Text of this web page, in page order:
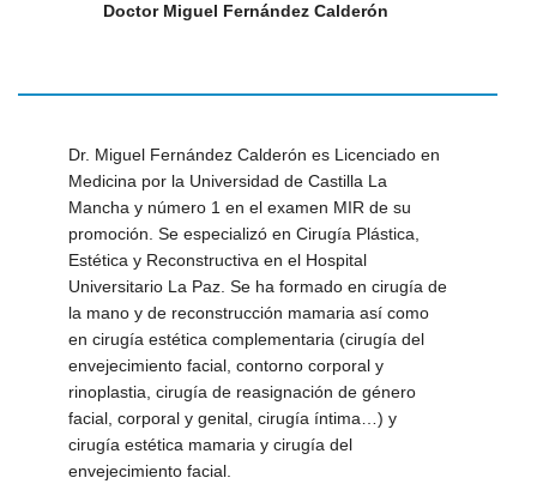
Doctor Miguel Fernández Calderón
Dr. Miguel Fernández Calderón es Licenciado en
Medicina por la Universidad de Castilla La
Mancha y número 1 en el examen MIR de su
promoción. Se especializó en Cirugía Plástica,
Estética y Reconstructiva en el Hospital
Universitario La Paz. Se ha formado en cirugía de
la mano y de reconstrucción mamaria así como
en cirugía estética complementaria (cirugía del
envejecimiento facial, contorno corporal y
rinoplastia, cirugía de reasignación de género
facial, corporal y genital, cirugía íntima…) y
cirugía estética mamaria y cirugía del
envejecimiento facial.